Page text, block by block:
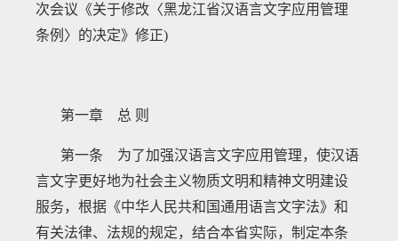
次会议《关于修改〈黑龙江省汉语言文字应用管理
条例〉的决定》修正)
第一章 总 则
第一条 为了加强汉语言文字应用管理，使汉语
言文字更好地为社会主义物质文明和精神文明建设
服务，根据《中华人民共和国通用语言文字法》和
有关法律、法规的规定，结合本省实际，制定本条